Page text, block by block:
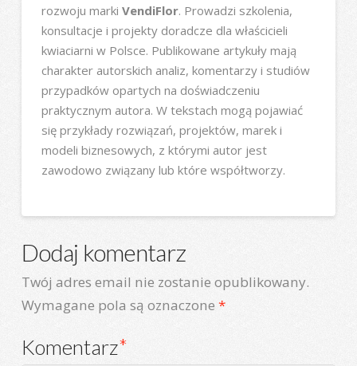
rozwoju marki VendiFlor. Prowadzi szkolenia,
konsultacje i projekty doradcze dla właścicieli
kwiaciarni w Polsce. Publikowane artykuły mają
charakter autorskich analiz, komentarzy i studiów
przypadków opartych na doświadczeniu
praktycznym autora. W tekstach mogą pojawiać
się przykłady rozwiązań, projektów, marek i
modeli biznesowych, z którymi autor jest
zawodowo związany lub które współtworzy.
Dodaj komentarz
Twój adres email nie zostanie opublikowany.
Wymagane pola są oznaczone *
Komentarz*